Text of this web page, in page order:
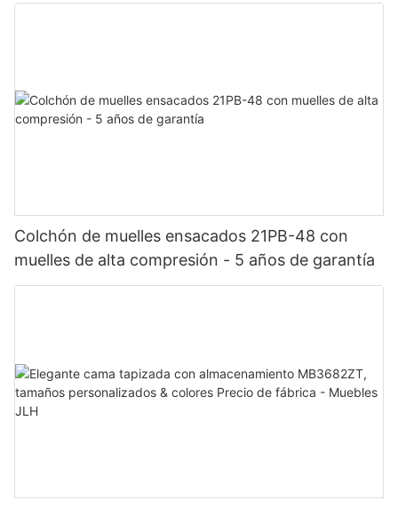
Colchón de muelles ensacados 21PB-48 con
muelles de alta compresión - 5 años de garantía